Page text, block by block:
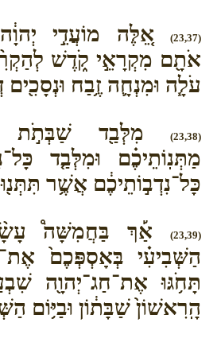
(23,37)
אֵ֚לֶּה מוֹעֲדֵ֣י
אֹתָ֖ם מִקְרָאֵ֣י קֹ֑דֶשׁ
עֹלָ֧ה וּמִנְחָ֛ה זֶ֥בַח וּנְסָכִ֖ים
(23,38)
מִלְּבַ֖ד שַׁבְּתֹ֣ת
מַתְּנֽוֹתֵיכֶ֗ם וּמִלְּבַ֤ד
כָּל־נִדְב֣וֹתֵיכֶ֔ם אֲשֶׁ֥ר תִּתְּנ֖וּ
(23,39)
אַ֡ךְ בַּחֲמִשָּׁה֩
הַשְּׁבִיעִ֗י בְּאָסְפְּכֶם֙
תָּחֹ֥גּוּ אֶת־חַג־יְהוָ֖ה
הָֽרִאשׁוֹן֙ שַׁבָּת֔וֹן וּבַיּ֥וֹם